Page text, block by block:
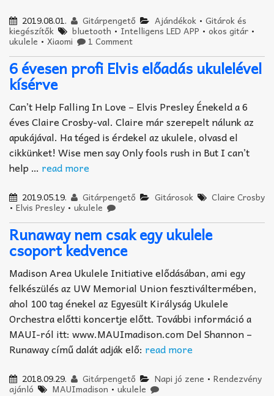
2019.08.01. Gitárpengető Ajándékok• Gitárok és
kiegészítők bluetooth • Intelligens LED APP •okos gitár •
ukulele • Xiaomi 1 Comment
6 évesen profi Elvis előadás ukulelével
kísérve
Can’t Help Falling In Love – Elvis Presley Énekeld a 6
éves Claire Crosby-val. Claire már szerepelt nálunk az
apukájával. Ha téged is érdekel az ukulele, olvasd el
cikkünket! Wise men say Only fools rush in But I can’t
help … read more
2019.05.19. Gitárpengető Gitárosok Claire Crosby
• Elvis Presley • ukulele
Runaway nem csak egy ukulele
csoport kedvence
Madison Area Ukulele Initiative elődásában, ami egy
felkészülés az UW Memorial Union fesztiváltermében,
ahol 100 tag énekel az Egyesült Királyság Ukulele
Orchestra előtti koncertje előtt. További információ a
MAUI-ról itt: www.MAUImadison.com Del Shannon –
Runaway című dalát adják elő: read more
2018.09.29. Gitárpengető Napi jó zene • Rendezvény
ajánló MAUImadison •ukulele